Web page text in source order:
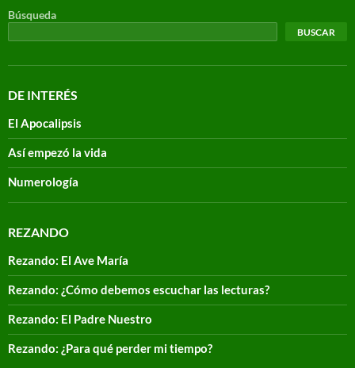
Búsqueda
BUSCAR
DE INTERÉS
El Apocalipsis
Así empezó la vida
Numerología
REZANDO
Rezando: El Ave María
Rezando: ¿Cómo debemos escuchar las lecturas?
Rezando: El Padre Nuestro
Rezando: ¿Para qué perder mi tiempo?